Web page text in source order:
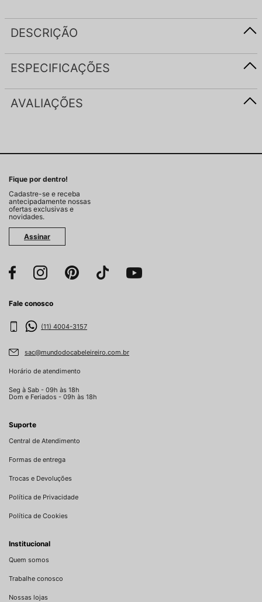
DESCRIÇÃO
ESPECIFICAÇÕES
AVALIAÇÕES
Fique por dentro!
Cadastre-se e receba
antecipadamente nossas
ofertas exclusivas e
novidades.
Assinar
Fale conosco
(11) 4004-3157
sac@mundodocabeleireiro.com.br
Horário de atendimento
Seg à Sab - 09h às 18h
Dom e Feriados - 09h às 18h
Suporte
Central de Atendimento
Formas de entrega
Trocas e Devoluções
Política de Privacidade
Política de Cookies
Institucional
Quem somos
Trabalhe conosco
Nossas lojas